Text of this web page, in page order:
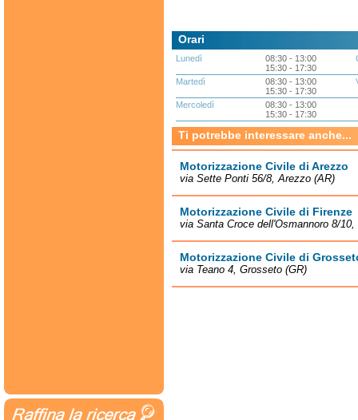
Orari
Lunedì
08:30 - 13:00
15:30 - 17:30
Martedì
08:30 - 13:00
15:30 - 17:30
Mercoledì
08:30 - 13:00
15:30 - 17:30
Ti potrebbe interessare anche...
Motorizzazione Civile di Arezzo
via Sette Ponti 56/8, Arezzo (AR)
Motorizzazione Civile di Firenze
via Santa Croce dell'Osmannoro 8/
Motorizzazione Civile di
via Teano 4, Grosseto (GR)